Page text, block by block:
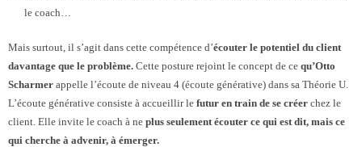
le coach…
Mais surtout, il s’agit dans cette compétence d’écouter le potentiel du client
davantage que le problème. Cette posture rejoint le concept de ce qu’Otto
Scharmer appelle l’écoute de niveau 4 (écoute générative) dans sa Théorie U.
L’écoute générative consiste à accueillir le futur en train de se créer chez le
client. Elle invite le coach à ne plus seulement écouter ce qui est dit, mais ce
qui cherche à advenir, à émerger.